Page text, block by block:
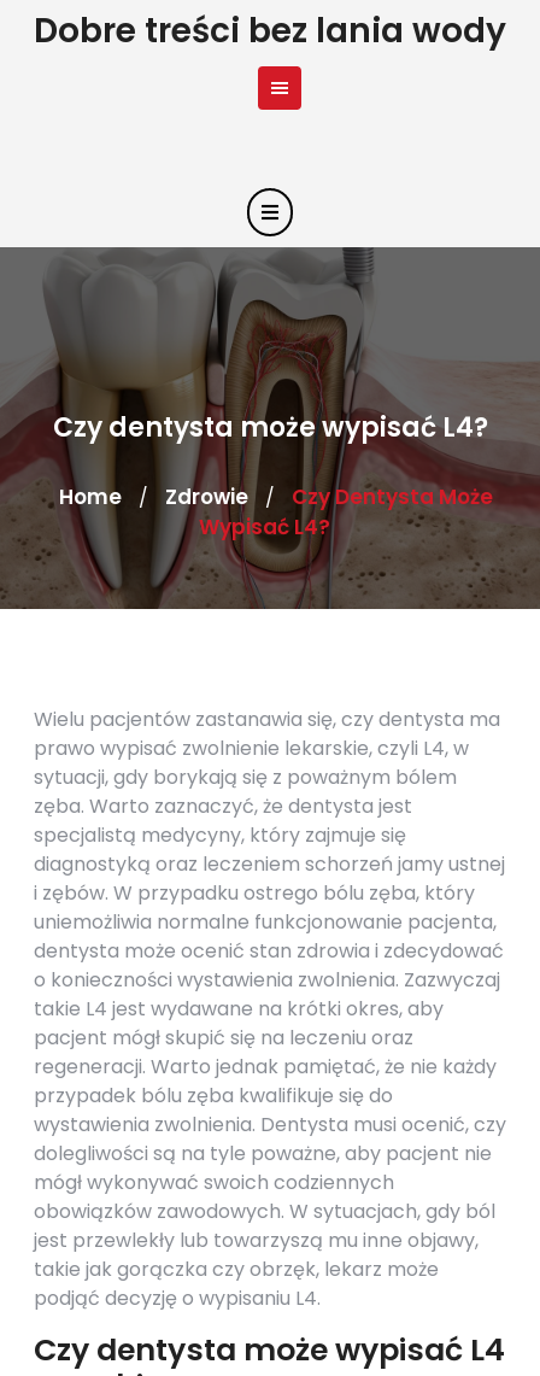
SkipDobre treści bez lania wody
Czy dentysta może wypisać L4?
Home / Zdrowie /
Czy Dentysta Może
Wypisać L4?
Wielu pacjentów zastanawia się, czy dentysta ma
prawo wypisać zwolnienie lekarskie, czyli L4, w
sytuacji, gdy borykają się z poważnym bólem
zęba. Warto zaznaczyć, że dentysta jest
specjalistą medycyny, który zajmuje się
diagnostyką oraz leczeniem schorzeń jamy ustnej
i zębów. W przypadku ostrego bólu zęba, który
uniemożliwia normalne funkcjonowanie pacjenta,
dentysta może ocenić stan zdrowia i zdecydować
o konieczności wystawienia zwolnienia. Zazwyczaj
takie L4 jest wydawane na krótki okres, aby
pacjent mógł skupić się na leczeniu oraz
regeneracji. Warto jednak pamiętać, że nie każdy
przypadek bólu zęba kwalifikuje się do
wystawienia zwolnienia. Dentysta musi ocenić, czy
dolegliwości są na tyle poważne, aby pacjent nie
mógł wykonywać swoich codziennych
obowiązków zawodowych. W sytuacjach, gdy ból
jest przewlekły lub towarzyszą mu inne objawy,
takie jak gorączka czy obrzęk, lekarz może
podjąć decyzję o wypisaniu L4.
Czy dentysta może wypisać L4